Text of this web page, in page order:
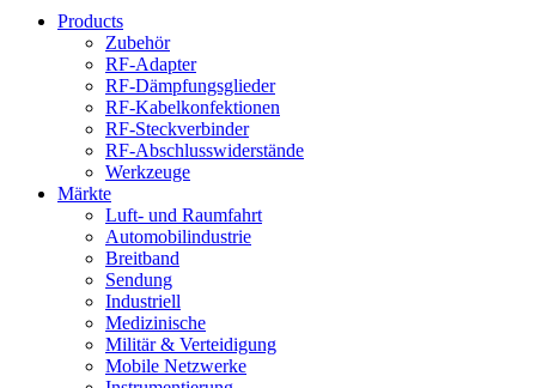
Products
Zubehör
RF-Adapter
RF-Dämpfungsglieder
RF-Kabelkonfektionen
RF-Steckverbinder
RF-Abschlusswiderstände
Werkzeuge
Märkte
Luft- und Raumfahrt
Automobilindustrie
Breitband
Sendung
Industriell
Medizinische
Militär & Verteidigung
Mobile Netzwerke